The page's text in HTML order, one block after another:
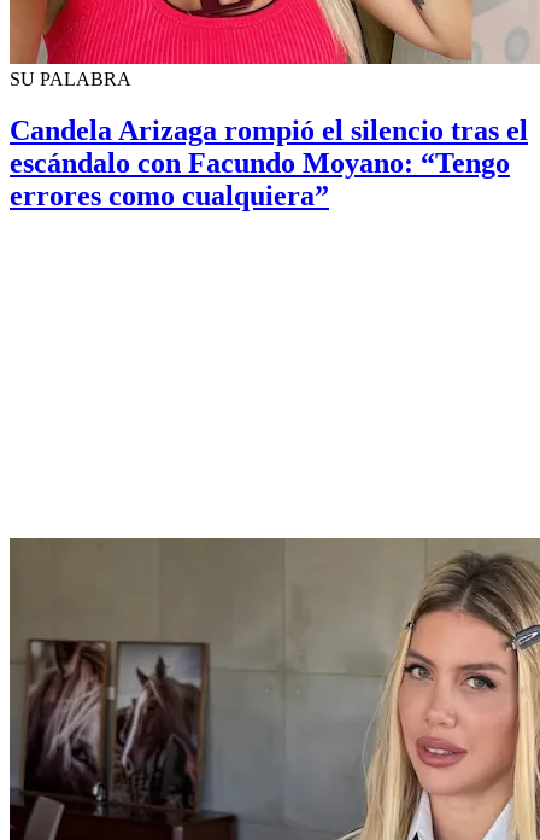
SU PALABRA
Candela Arizaga rompió el silencio tras el
escándalo con Facundo Moyano: “Tengo
errores como cualquiera”